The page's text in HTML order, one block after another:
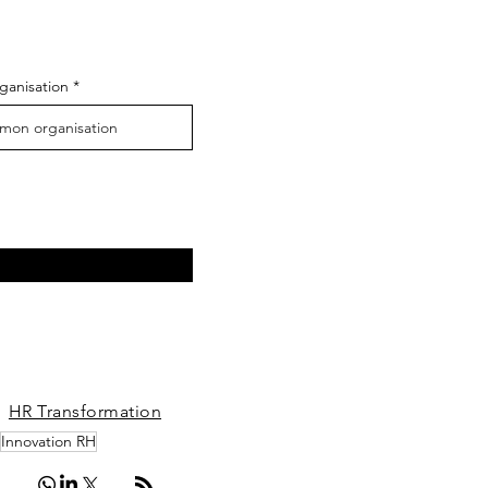
HR Transformation
Innovation RH